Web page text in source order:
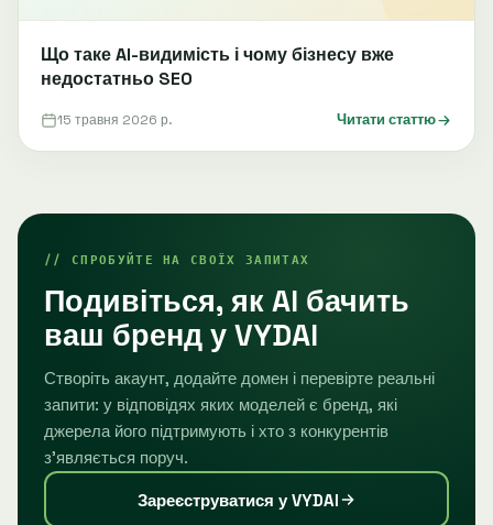
Що таке AI-видимість і чому бізнесу вже
недостатньо SEO
15 травня 2026 р. Читати статтю
// СПРОБУЙТЕ НА СВОЇХ ЗАПИТАХ
Подивіться, як AI бачить
ваш бренд у VYDAI
Створіть акаунт, додайте домен і перевірте реальні
запити: у відповідях яких моделей є бренд, які
джерела його підтримують і хто з конкурентів
зʼявляється поруч.
Зареєструватися у VYDAI